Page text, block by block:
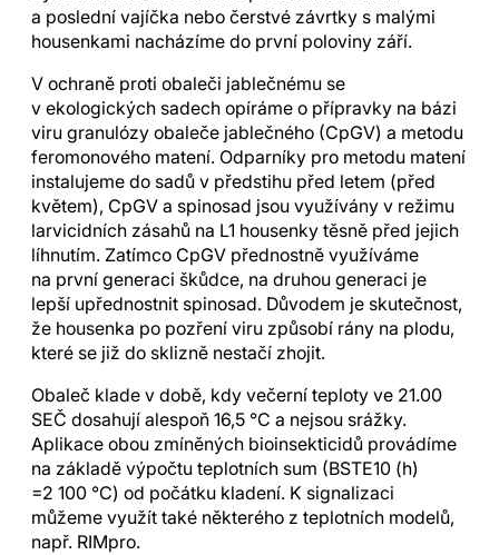
a poslední vajíčka nebo čerstvé závrtky s malými
housenkami nacházíme do první poloviny září.
V ochraně proti obaleči jablečnému se
v ekologických sadech opíráme o přípravky na bázi
viru granulózy obaleče jablečného (CpGV) a metodu
feromonového matení. Odparníky pro metodu matení
instalujeme do sadů v předstihu před letem (před
květem), CpGV a spinosad jsou využívány v režimu
larvicidních zásahů na L1 housenky těsně před jejich
líhnutím. Zatímco CpGV přednostně využíváme
na první generaci škůdce, na druhou generaci je
lepší upřednostnit spinosad. Důvodem je skutečnost,
že housenka po pozření viru způsobí rány na plodu,
které se již do sklizně nestačí zhojit.
Obaleč klade v době, kdy večerní teploty ve 21.00
SEČ dosahují alespoň 16,5 °C a nejsou srážky.
Aplikace obou zmíněných bioinsekticidů provádíme
na základě výpočtu teplotních sum (BSTE10 (h)
=2 100 °C) od počátku kladení. K signalizaci
můžeme využít také některého z teplotních modelů,
např. RIMpro.